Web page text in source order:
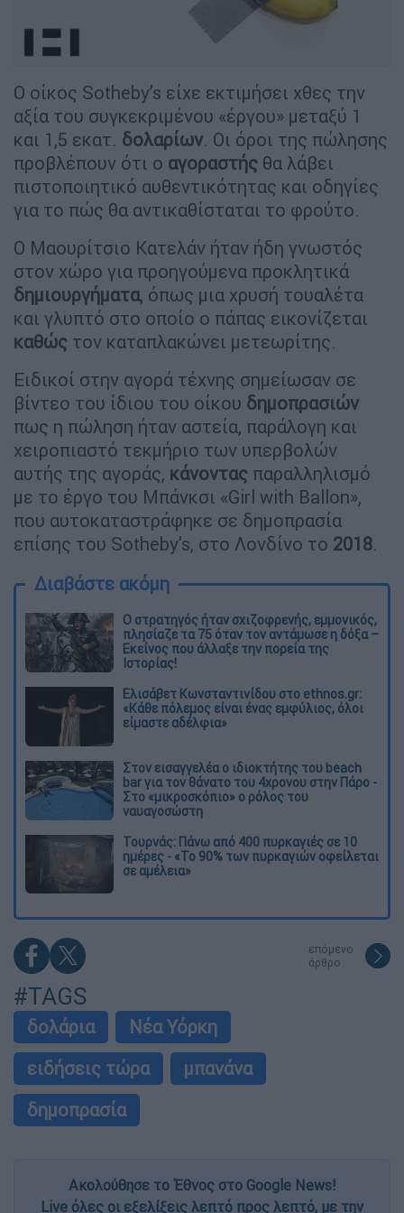
Ο οίκος Sotheby’s είχε εκτιμήσει χθες την
αξία του συγκεκριμένου «έργου» μεταξύ 1
και 1,5 εκατ. δολαρίων. Οι όροι της πώλησης
προβλέπουν ότι ο αγοραστής θα λάβει
πιστοποιητικό αυθεντικότητας και οδηγίες
για το πώς θα αντικαθίσταται το φρούτο.
Ο Μαουρίτσιο Κατελάν ήταν ήδη γνωστός
στον χώρο για προηγούμενα προκλητικά
δημιουργήματα, όπως μια χρυσή τουαλέτα
και γλυπτό στο οποίο ο πάπας εικονίζεται
καθώς τον καταπλακώνει μετεωρίτης.
Ειδικοί στην αγορά τέχνης σημείωσαν σε
βίντεο του ίδιου του οίκου δημοπρασιών
πως η πώληση ήταν αστεία, παράλογη και
χειροπιαστό τεκμήριο των υπερβολών
αυτής της αγοράς, κάνοντας παραλληλισμό
με το έργο του Μπάνκσι «Girl with Ballon»,
που αυτοκαταστράφηκε σε δημοπρασία
επίσης του Sotheby’s, στο Λονδίνο το 2018.
Διαβάστε ακόμη
O στρατηγός ήταν σχιζοφρενής, εμμονικός,
πλησίαζε τα 75 όταν τον αντάμωσε η δόξα –
Εκείνος που άλλαξε την πορεία της
Ιστορίας!
Ελισάβετ Κωνσταντινίδου στο ethnos.gr:
«Κάθε πόλεμος είναι ένας εμφύλιος, όλοι
είμαστε αδέλφια»
Στον εισαγγελέα ο ιδιοκτήτης του beach
bar για τον θάνατο του 4χρονου στην Πάρο -
Στο «μικροσκόπιο» ο ρόλος του
ναυαγοσώστη
Τουρνάς: Πάνω από 400 πυρκαγιές σε 10
ημέρες - «Το 90% των πυρκαγιών οφείλεται
σε αμέλεια»
επόμενο
άρθρο
#TAGS
δολάρια
Νέα Υόρκη
ειδήσεις τώρα
μπανάνα
δημοπρασία
Ακολούθησε το Έθνος στο Google News!
Live όλες οι εξελίξεις λεπτό προς λεπτό, με την